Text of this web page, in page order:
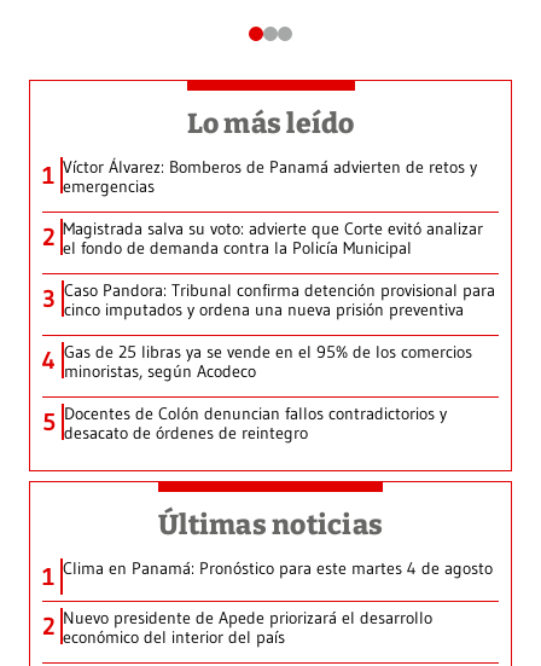
Lo más leído
1 Víctor Álvarez: Bomberos de Panamá advierten de retos y
emergencias
2 Magistrada salva su voto: advierte que Corte evitó analizar
el fondo de demanda contra la Policía Municipal
3 Caso Pandora: Tribunal confirma detención provisional para
cinco imputados y ordena una nueva prisión preventiva
4 Gas de 25 libras ya se vende en el 95% de los comercios
minoristas, según Acodeco
5 Docentes de Colón denuncian fallos contradictorios y
desacato de órdenes de reintegro
Últimas noticias
1 Clima en Panamá: Pronóstico para este martes 4 de agosto
2 Nuevo presidente de Apede priorizará el desarrollo
económico del interior del país